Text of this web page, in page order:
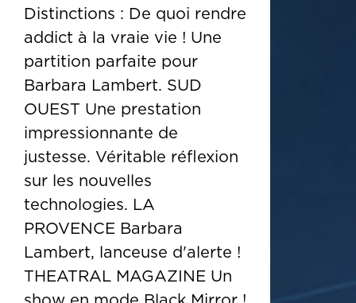
Distinctions : De quoi rendre
addict à la vraie vie ! Une
partition parfaite pour
Barbara Lambert. SUD
OUEST Une prestation
impressionnante de
justesse. Véritable réflexion
sur les nouvelles
technologies. LA
PROVENCE Barbara
Lambert, lanceuse d'alerte !
THEATRAL MAGAZINE Un